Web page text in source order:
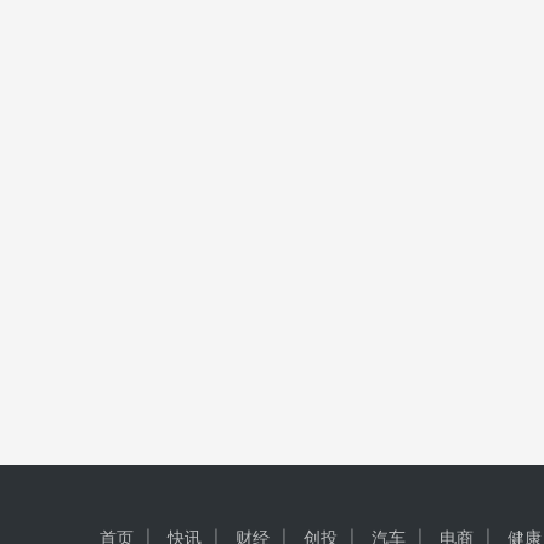
首页 快讯 财经 创投 汽车 电商 健康